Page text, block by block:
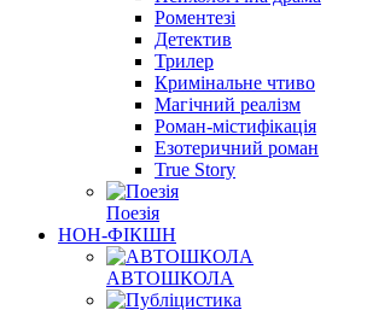
Роментезі
Детектив
Трилер
Кримінальне чтиво
Магічний реалізм
Роман-містифікація
Езотеричний роман
True Story
Поезія
НОН-ФІКШН
АВТОШКОЛА